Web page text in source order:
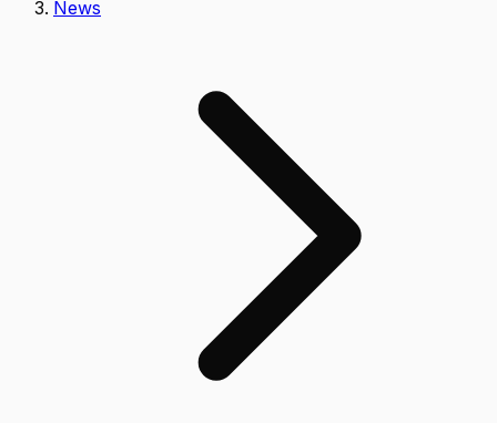
News